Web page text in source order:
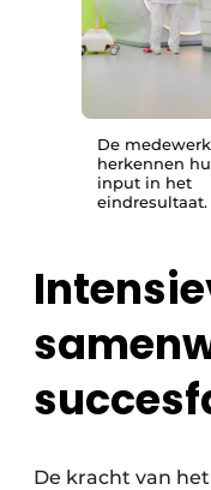
De
herkennen
input in het
eindresultaat.
De kracht van